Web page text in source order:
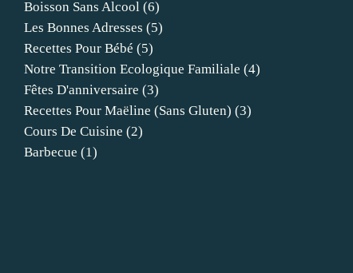
Boisson Sans Alcool (6)
Les Bonnes Adresses (5)
Recettes Pour Bébé (5)
Notre Transition Ecologique Familiale (4)
Fêtes D'anniversaire (3)
Recettes Pour Maëline (sans Gluten) (3)
Cours De Cuisine (2)
Barbecue (1)